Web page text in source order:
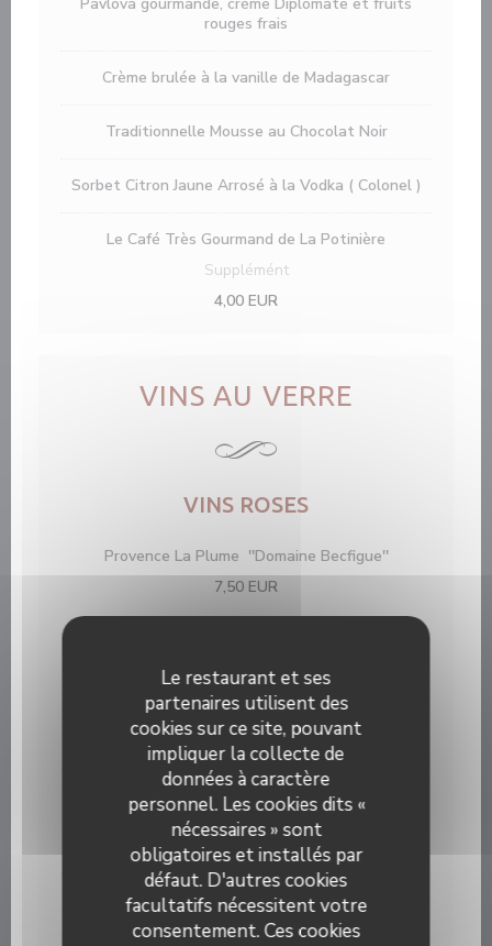
Le restaurant et ses
partenaires utilisent des
cookies sur ce site, pouvant
impliquer la collecte de
données à caractère
personnel. Les cookies dits «
nécessaires » sont
obligatoires et installés par
défaut. D'autres cookies
facultatifs nécessitent votre
consentement. Ces cookies
rouges frais
Crème brulée à la vanille de Madagascar
Traditionnelle Mousse au Chocolat Noir
Sorbet Citron Jaune Arrosé à la Vodka ( Colonel )
Le Café Très Gourmand de La Potinière
Supplémént
4,00 EUR
VINS AU VERRE
VINS ROSES
Provence La Plume ''Domaine Becfigue''
7,50 EUR
Sauvignon du Pays d'Oc ''Domaine Anne de
Joyeuse''
6,00 EUR
Chardonnay du Pays d'Oc ''Domaine Anne de
Joyeuse''
6,00 EUR
Muscat de Beaume de Venise '' Trésor du Clocher''
Vin Moëlleux